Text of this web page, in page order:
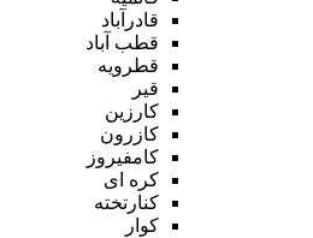
قادرآباد
قطب آباد
قطرویه
قیر
کارزین
کازرون
کامفیروز
کره ای
کنارتخته
کوار